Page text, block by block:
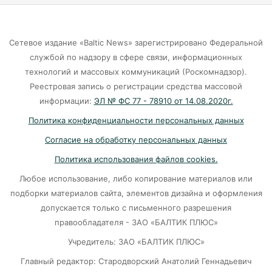
подталкивает к депрессии
Калининград и Москва объединяются ради
07-08-2026
Убийцу участника СВО в Балтийске посадили
В Калининграде «КамАЗ» сбил скутериста
07-08-2026
Губернатор объяснил, откуда берутся пустые
Сетевое издание «Baltic News» зарегистрировано Федеральной
службой по надзору в сфере связи, информационных
технологий и массовых коммуникаций (Роскомнадзор).
Реестровая запись о регистрации средства массовой
информации: ЭЛ № ФС 77 - 78910 от 14.08.2020г.
Политика конфиденциальности персональных данных
Согласие на обработку персональных данных
Политика использования файлов cookies.
Любое использование, либо копирование материалов или
подборки материалов сайта, элементов дизайна и оформления
допускается только с письменного разрешения
правообладателя - ЗАО «БАЛТИК ПЛЮС»
Учредитель: ЗАО «БАЛТИК ПЛЮС»
Главный редактор: Стародворский Анатолий Геннадьевич